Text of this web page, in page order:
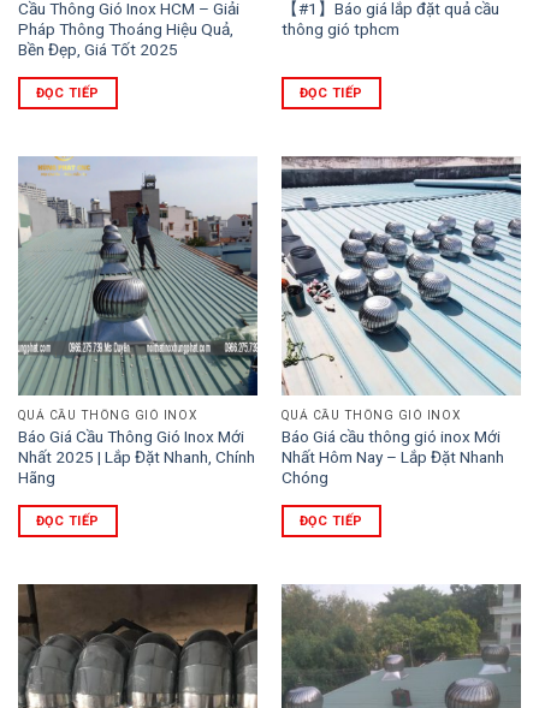
Cầu Thông Gió Inox HCM – Giải
Pháp Thông Thoáng Hiệu Quả,
Bền Đẹp, Giá Tốt 2025
ĐỌC TIẾP
【#1】Báo giá lắp đặt quả cầu
thông gió tphcm
ĐỌC TIẾP
QUẢ CẦU THÔNG GIÓ INOX
Báo Giá Cầu Thông Gió Inox Mới
Nhất 2025 | Lắp Đặt Nhanh, Chính
Hãng
ĐỌC TIẾP
QUẢ CẦU THÔNG GIÓ INOX
Báo Giá cầu thông gió inox Mới
Nhất Hôm Nay – Lắp Đặt Nhanh
Chóng
ĐỌC TIẾP